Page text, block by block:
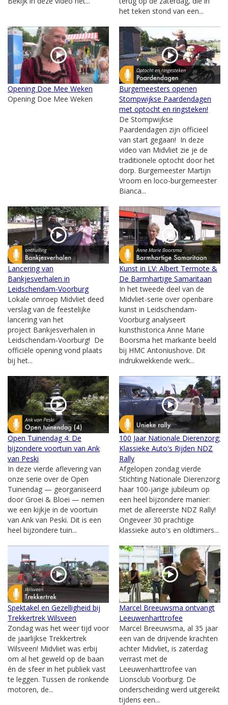
het teken stond van een...
Opening Doe Mee Weken
Opening Doe Mee Weken
Burgemeesters openen
Stompwijkse Paardendagen
met optocht en ringsteken!
De Stompwijkse
Paardendagen zijn officieel
van start gegaan! In deze
video van Midvliet zie je de
traditionele optocht door het
dorp. Burgemeester Martijn
Vroom en loco-burgemeester
Bianca...
Lancering van
Bankjesverhalen in
Leidschendam-Voorburg
Lokale omroep Midvliet deed
verslag van de feestelijke
lancering van het
project Bankjesverhalen in
Leidschendam-Voorburg! De
officiële opening vond plaats
bij het...
Kunst in LV: Albert Termote &
De Barmhartige Samaritaan
In het tweede deel van de
Midvliet-serie over openbare
kunst in Leidschendam-
Voorburg analyseert
kunsthistorica Anne Marie
Boorsma het markante beeld
bij HMC Antoniushove. Dit
indrukwekkende werk...
Open Tuinendag 4: De
bijzondere voortuin van Ank
van Peski
In deze vierde aflevering van
onze serie over de Open
Tuinendag — georganiseerd
door Groei & Bloei — nemen
we een kijkje in de voortuin
van Ank van Peski. Dit is een
heel bijzondere tuin...
100 Jaar Nationale Dierenzorg:
Klassieke Auto's Rijden NDZ
Rally
Afgelopen zondag vierde
Stichting Nationale Dierenzorg
haar 100-jarige jubileum op
een heel bijzondere manier:
met de allereerste NDZ Rally!
Ongeveer 30 prachtige
klassieke auto's en oldtimers...
Spektakel en Gezelligheid bij
Trekkertrek Wilsveen
Zondag was het weer tijd voor
de jaarlijkse Trekkertrek
Wilsveen! Midvliet was erbij
om al het geweld op de baan
én de sfeer in het publiek vast
te leggen. Tussen de ronkende
motoren, de...
Marcel Breeuwsma ontvangt
Leeuwenharttrofee
Marcel Breeuwsma, al 35 jaar
een van de drijvende krachten
achter Midvliet, is zaterdag
verrast met de
Leeuwenharttrofee van
Lionsclub Voorburg. De
onderscheiding werd uitgereikt
tijdens een...